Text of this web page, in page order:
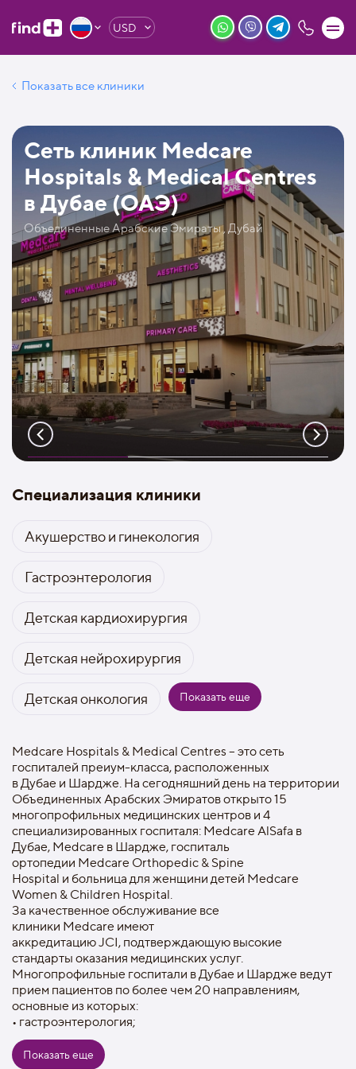
USD
Показать все клиники
Сеть клиник Medcare
Hospitals & Medical Centres
в Дубае (ОАЭ)
Объединенные Арабские Эмираты , Дубай
Специализация клиники
Акушерство и гинекология
Гастроэнтерология
Детская кардиохирургия
Детская нейрохирургия
Детская онкология Показать еще
Medcare Hospitals & Medical Centres – это сеть
госпиталей преиум-класса, расположенных
в Дубае и Шардже. На сегодняшний день на территории
Объединенных Арабских Эмиратов открыто 15
многопрофильных медицинских центров и 4
специализированных госпиталя: Medcare AlSafa в
Дубае, Medcare в Шардже, госпиталь
ортопедии Medcare Orthopedic & Spine
Hospital и больница для женщини детей Medcare
Women & Children Hospital.
За качественное обслуживание все
клиники Medcare имеют
аккредитацию JCI, подтверждающую высокие
стандарты оказания медицинских услуг.
Многопрофильные госпитали в Дубае и Шардже ведут
прием пациентов по более чем 20 направлениям,
основные из которых:
• гастроэнтерология;
• пластическая хирургия;
• акушерство и гинекология;
Показать еще